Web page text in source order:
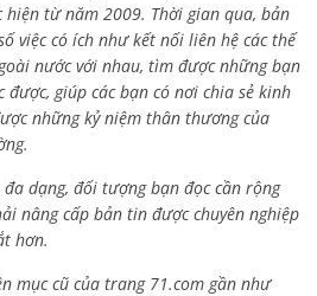
hiện từ năm 2009. Thời gian qua, bản
việc có ích như kết nối liên hệ các thế
nước với nhau, tìm được những bạn
giúp các bạn có nơi chia sẻ kinh
những kỷ niệm thân thương của
dạng, đối tượng bạn đọc cần rộng
nâng cấp bản tin được chuyên nghiệp
hơn.
mục cũ của trang 71.com gần như